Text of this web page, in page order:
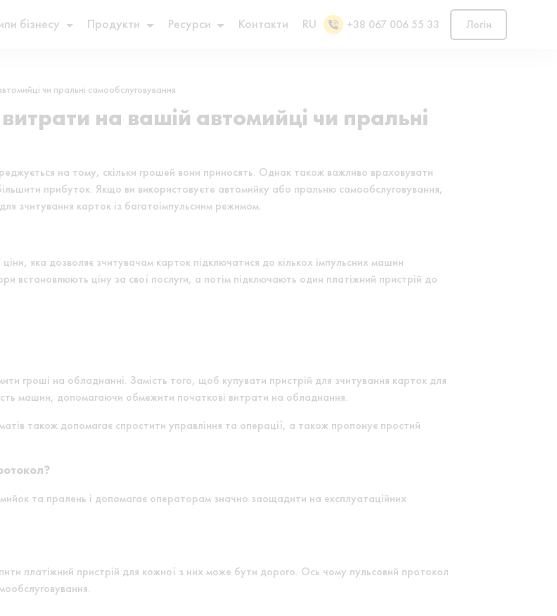
бізнесу Продукти Ресурси Контакти RU +38 067 006 55 33 Логін
чи пральні самообслуговування
на вашій автомийці чи пральні
на тому, скільки грошей вони приносять. Однак також важливо враховувати
прибуток. Якщо ви використовуєте автомийку або пральню самообслуговування,
зчитування карток із багатоімпульсним режимом.
яка дозволяє зчитувачам карток підключатися до кількох імпульсних машин
встановлюють ціну за свої послуги, а потім підключають один платіжний пристрій до
гроші на обладнанні. Замість того, щоб купувати пристрій для зчитування карток для
машин, допомагаючи обмежити початкові витрати на обладнання.
також допомагає спростити управління та операції, а також пропонує простий
та пралень і допомагає операторам значно заощадити на експлуатаційних
платіжний пристрій для кожної з них може бути дорого. Ось чому пульсовий протокол